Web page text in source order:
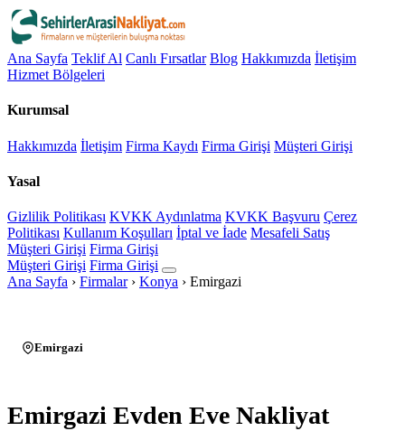
Ana Sayfa Teklif Al Canlı Fırsatlar Blog Hakkımızda İletişim
Hizmet Bölgeleri
Kurumsal
Hakkımızda İletişim Firma Kaydı Firma Girişi Müşteri Girişi
Yasal
Gizlilik Politikası KVKK Aydınlatma KVKK Başvuru Çerez
Politikası Kullanım Koşulları İptal ve İade Mesafeli Satış
Müşteri Girişi Firma Girişi
Müşteri Girişi Firma Girişi
Ana Sayfa › Firmalar › Konya › Emirgazi
Emirgazi
Emirgazi Evden Eve Nakliyat